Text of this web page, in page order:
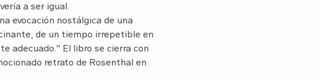
a ser igual.
evocación nostálgica de una
de un tiempo irrepetible en
adecuado.” El libro se cierra con
retrato de Rosenthal en